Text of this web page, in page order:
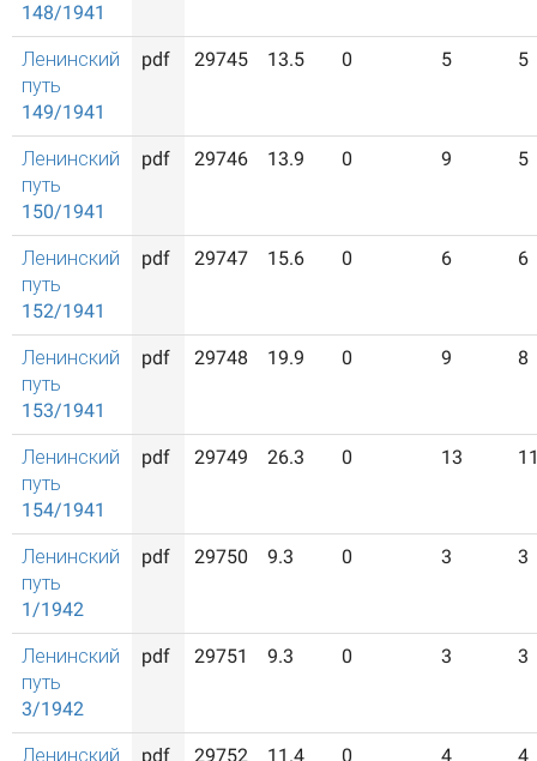
148/1941
Ленинский
путь
149/1941
pdf 29745 13.5 0 5 5
Ленинский
путь
150/1941
pdf 29746 13.9 0 9 5
Ленинский
путь
152/1941
pdf 29747 15.6 0 6 6
Ленинский
путь
153/1941
pdf 29748 19.9 0 9 8
Ленинский
путь
154/1941
pdf 29749 26.3 0 13
Ленинский
путь
1/1942
pdf 29750 9.3 0 3 3
Ленинский
путь
3/1942
pdf 29751 9.3 0 3 3
Ленинский pdf 29752 11.4 0 4 4